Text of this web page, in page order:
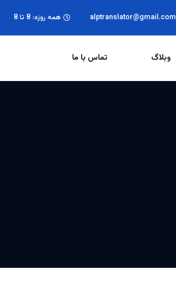
alptranslator@gmail.com همه روزه: 8 تا 8
وبلاگ تماس با ما